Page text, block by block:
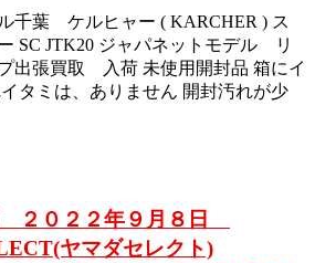
千葉 ケルヒャー ( KARCHER ) ス
SC JTK20 ジャパネットモデル リ
出張買取 入荷 未使用開封品 箱にイ
タミは、ありません 開封汚れが少
２０２２年９月８日
ヤマダセレクト)